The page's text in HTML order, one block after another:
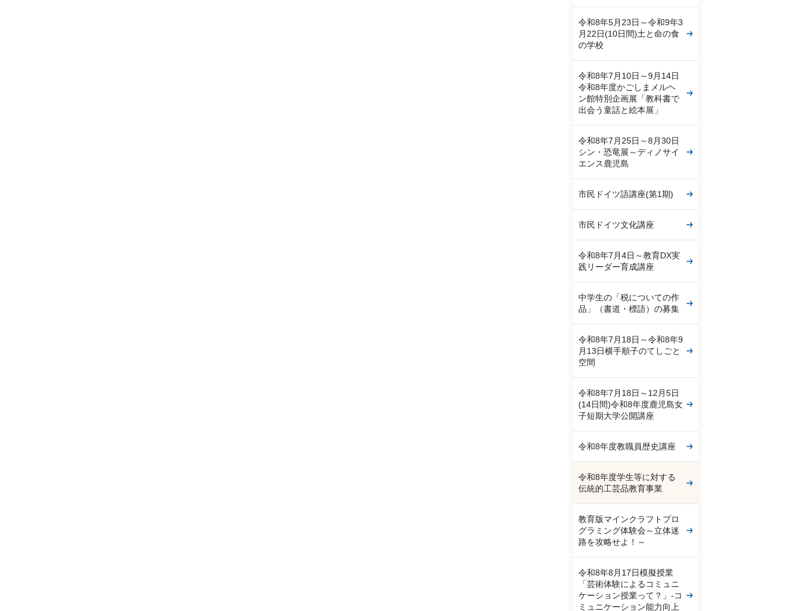
令和8年5月23日～令和9年3
月22日(10日間)土と命の食
の学校
令和8年7月10日～9月14日
令和8年度かごしまメルヘ
ン館特別企画展「教科書で
出会う童話と絵本展」
令和8年7月25日～8月30日
シン・恐竜展～ディノサイ
エンス鹿児島
市民ドイツ語講座(第1期)
市民ドイツ文化講座
令和8年7月4日～教育DX実
践リーダー育成講座
中学生の「税についての作
品」（書道・標語）の募集
令和8年7月18日～令和8年9
月13日横手順子のてしごと
空間
令和8年7月18日～12月5日
(14日間)令和8年度鹿児島女
子短期大学公開講座
令和8年度教職員歴史講座
令和8年度学生等に対する
伝統的工芸品教育事業
教育版マインクラフトプロ
グラミング体験会～立体迷
路を攻略せよ！～
令和8年8月17日模擬授業
「芸術体験によるコミュニ
ケーション授業って？」-コ
ミュニケーション能力向上